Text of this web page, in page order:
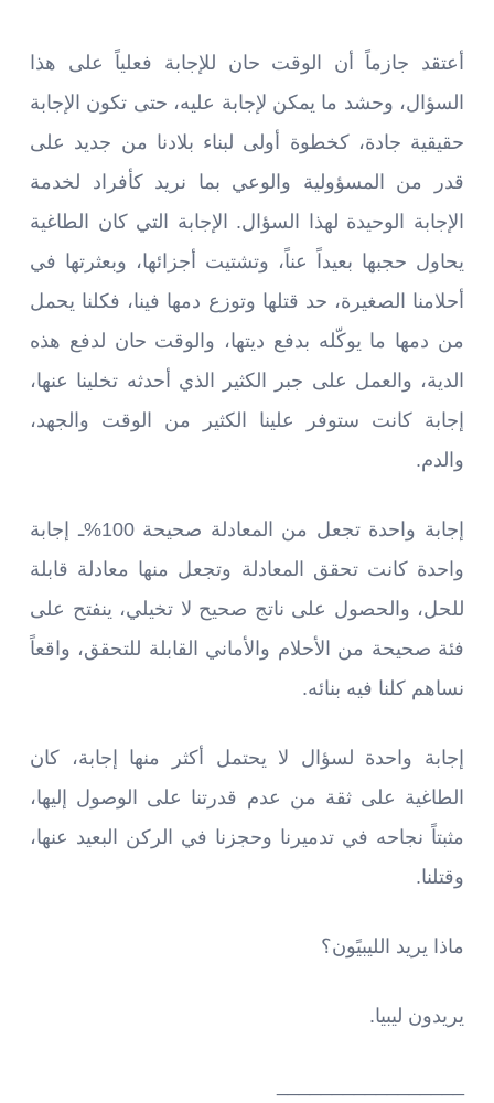
أعتقد جازماً أن الوقت حان للإجابة فعلياً على هذا
السؤال، وحشد ما يمكن لإجابة عليه، حتى تكون الإجابة
حقيقية جادة، كخطوة أولى لبناء بلادنا من جديد على
قدر من المسؤولية والوعي بما نريد كأفراد لخدمة
الإجابة الوحيدة لهذا السؤال. الإجابة التي كان الطاغية
يحاول حجبها بعيداً عناً، وتشتيت أجزائها، وبعثرتها في
أحلامنا الصغيرة، حد قتلها وتوزع دمها فينا، فكلنا يحمل
من دمها ما يوكّله بدفع ديتها، والوقت حان لدفع هذه
الدية، والعمل على جبر الكثير الذي أحدثه تخلينا عنها،
إجابة كانت ستوفر علينا الكثير من الوقت والجهد،
والدم.
إجابة واحدة تجعل من المعادلة صحيحة 100%ـ إجابة
واحدة كانت تحقق المعادلة وتجعل منها معادلة قابلة
للحل، والحصول على ناتج صحيح لا تخيلي، ينفتح على
فئة صحيحة من الأحلام والأماني القابلة للتحقق، واقعاً
نساهم كلنا فيه بنائه.
إجابة واحدة لسؤال لا يحتمل أكثر منها إجابة، كان
الطاغية على ثقة من عدم قدرتنا على الوصول إليها،
مثبتاً نجاحه في تدميرنا وحجزنا في الركن البعيد عنها،
وقتلنا.
ماذا يريد الليبيًون؟
يريدون ليبيا.